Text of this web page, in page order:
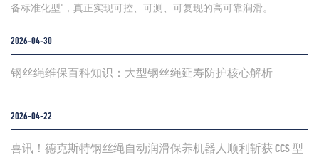
备标准化型”，真正实现可控、可测、可复现的高可靠润滑。
2026-04-30
钢丝绳维保百科知识：大型钢丝绳延寿防护核心解析
2026-04-22
喜讯！德克斯特钢丝绳自动润滑保养机器人顺利斩获 CCS 型